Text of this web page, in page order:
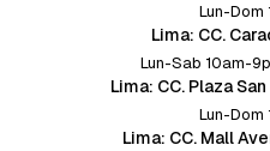
Lun-Dom
Lima: CC.
Lun-Sab 10am-
Lima: CC. Plaza
Lun-Dom
Lima: CC. Mall